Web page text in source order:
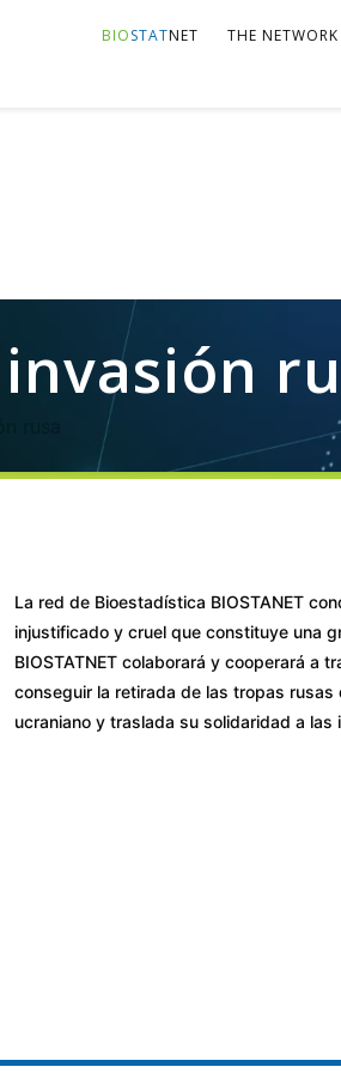
BIOSTATNET THE NETWORK
La red de Bioestadística BIOSTANET
injustificado y cruel que constituye una
BIOSTATNET colaborará y cooperará a
conseguir la retirada de las tropas rusas
ucraniano y traslada su solidaridad a